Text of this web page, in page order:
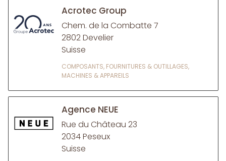
Acrotec Group
Chem. de la Combatte 7
2802 Develier
Suisse
COMPOSANTS, FOURNITURES & OUTILLAGES,
MACHINES & APPAREILS
Agence NEUE
Rue du Château 23
2034 Peseux
Suisse